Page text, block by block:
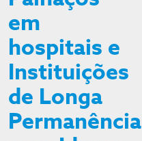
em
hospitais e
Instituições
de Longa
Permanência